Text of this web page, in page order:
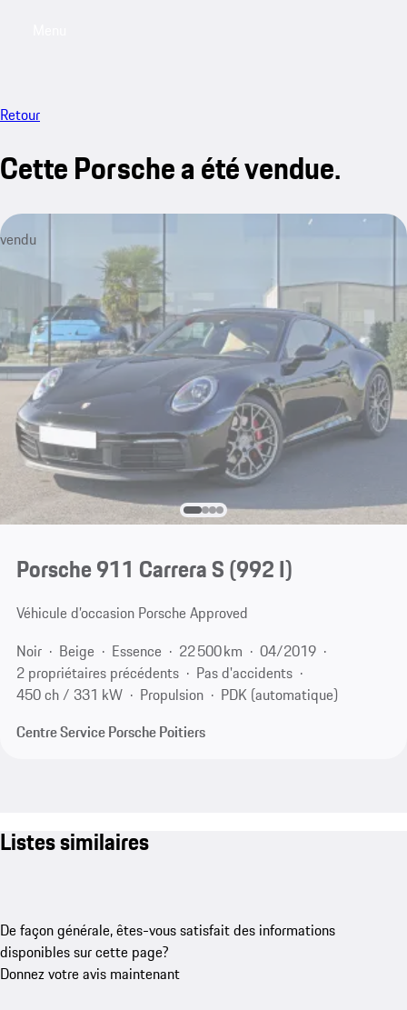
Retour
Cette Porsche a été vendue.
vendu
Porsche 911 Carrera S(992 I)
Véhicule d’occasion Porsche Approved
Noir
Beige Essence 22 500 km
04/2019
2 propriétaires précédents
Pas d'accidents
450 ch / 331 kW
Propulsion
PDK (automatique)
Centre Service Porsche Poitiers
Listes similaires
De façon générale, êtes-vous satisfait des informations
disponibles sur cette page?
Donnez votre avis maintenant